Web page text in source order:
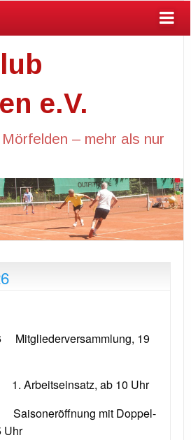
e.V.
– mehr als nur
Mitgliederversammlung, 19
Arbeitseinsatz, ab 10 Uhr
mit Doppel-
Uhr